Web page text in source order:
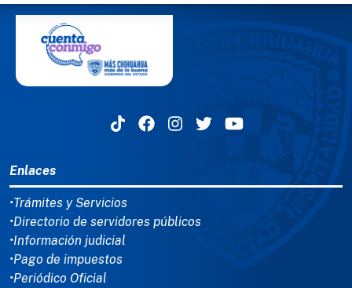
Enlaces
•Trámites y Servicios
•Directorio de servidores públicos
•Información judicial
•Pago de impuestos
•Periódico Oficial